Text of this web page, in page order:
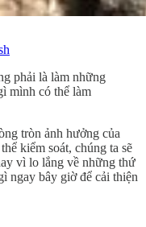
phải là làm những
mình có thể làm
tròn ảnh hưởng của
kiểm soát, chúng ta sẽ
vì lo lắng về những thứ
ngay bây giờ để cải thiện